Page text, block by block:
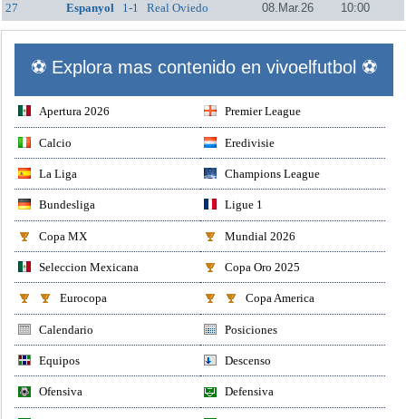
27
Espanyol 1-1 Real Oviedo 08.Mar.26 10:00
⚽ Explora mas contenido en vivoelfutbol ⚽
Apertura 2026 Premier League
Calcio Eredivisie
La Liga Champions League
Bundesliga Ligue 1
Copa MX Mundial 2026
Seleccion Mexicana Copa Oro 2025
Eurocopa Copa America
Calendario Posiciones
Equipos Descenso
Ofensiva Defensiva